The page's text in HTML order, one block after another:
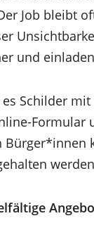
Job bleibt
und
Schilder
Formular